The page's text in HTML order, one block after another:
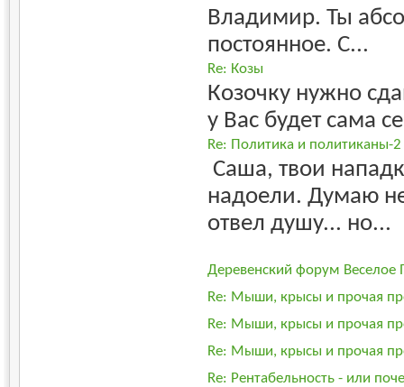
Владимир. Ты
постоянное. С...
Re: Козы
Козочку нужно
у Вас будет сама
Re: Политика и политиканы-2
Саша, твои
надоели. Думаю
отвел душу... но...
Деревенский форум
Re: Мыши, крысы и прочая
Re: Мыши, крысы и прочая
Re: Мыши, крысы и прочая
Re: Рентабельность - или